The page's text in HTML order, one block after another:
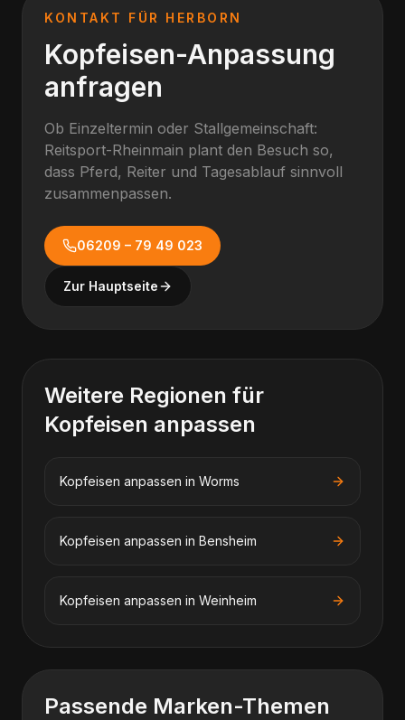
KONTAKT FÜR HERBORN
Kopfeisen-Anpassung
anfragen
Ob Einzeltermin oder Stallgemeinschaft:
Reitsport-Rheinmain plant den Besuch so,
dass Pferd, Reiter und Tagesablauf sinnvoll
zusammenpassen.
06209 – 79 49 023
Zur Hauptseite
Weitere Regionen für
Kopfeisen anpassen
Kopfeisen anpassen in Worms
Kopfeisen anpassen in Bensheim
Kopfeisen anpassen in Weinheim
Passende Marken-Themen